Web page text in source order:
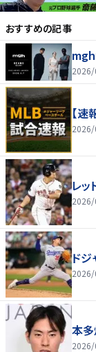
おすすめの記事
【速
レッ
ド
本